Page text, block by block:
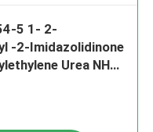
5 1- 2-
-2-Imidazolidinone
Urea NH